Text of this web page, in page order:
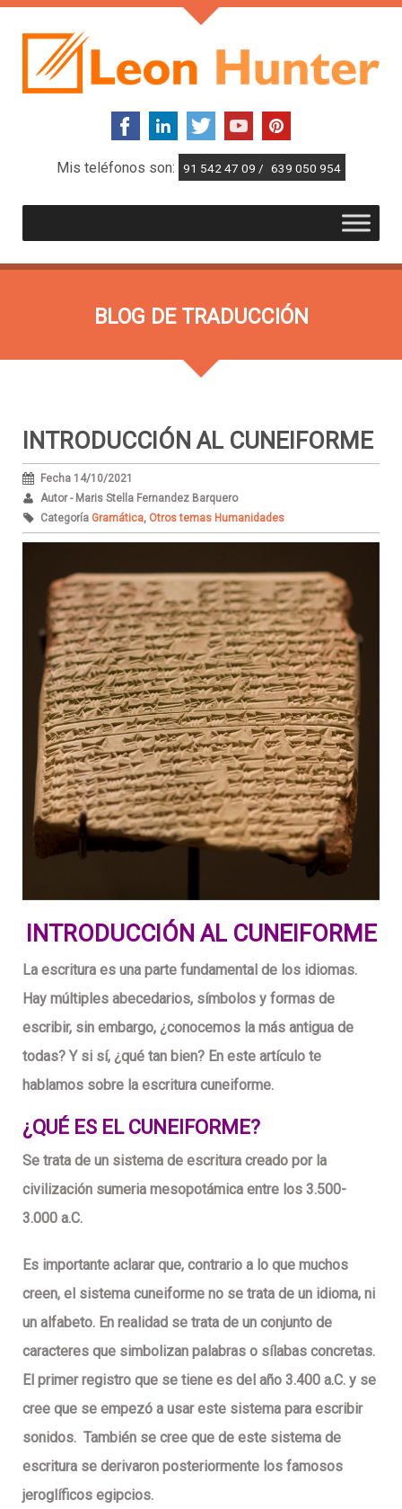
Mis teléfonos son: 91 542 47 09 / 639 050 954
BLOG DE TRADUCCIÓN
INTRODUCCIÓN AL CUNEIFORME
Fecha 14/10/2021
Autor - Maris Stella Fernandez Barquero
Categoría Gramática, Otros temas Humanidades
INTRODUCCIÓN AL CUNEIFORME
La escritura es una parte fundamental de los idiomas.
Hay múltiples abecedarios, símbolos y formas de
escribir, sin embargo, ¿conocemos la más antigua de
todas? Y si sí, ¿qué tan bien? En este artículo te
hablamos sobre la escritura cuneiforme.
¿QUÉ ES EL CUNEIFORME?
Se trata de un sistema de escritura creado por la
civilización sumeria mesopotámica entre los 3.500-
3.000 a.C.
Es importante aclarar que, contrario a lo que muchos
creen, el sistema cuneiforme no se trata de un idioma, ni
un alfabeto. En realidad se trata de un conjunto de
caracteres que simbolizan palabras o sílabas concretas.
El primer registro que se tiene es del año 3.400 a.C. y se
cree que se empezó a usar este sistema para escribir
sonidos. También se cree que de este sistema de
escritura se derivaron posteriormente los famosos
jeroglíficos egipcios.